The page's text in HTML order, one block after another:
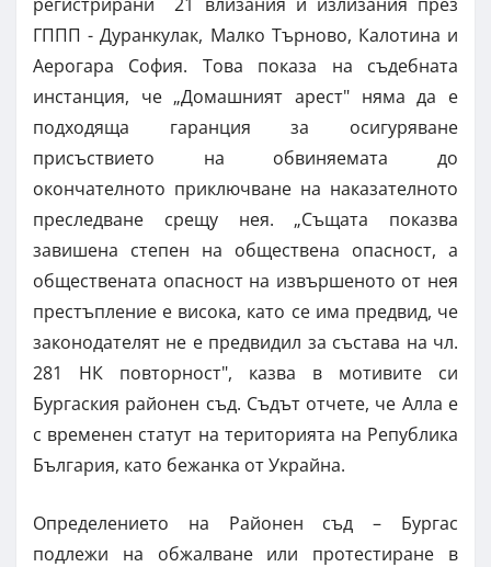
ГППП - Дуранкулак, Малко Търново, Калотина и
Аерогара София. Това показа на съдебната
инстанция, че „Домашният арест" няма да е
подходяща гаранция за осигуряване
присъствието на обвиняемата до
окончателното приключване на наказателното
преследване срещу нея. „Същата показва
завишена степен на обществена опасност, а
обществената опасност на извършеното от нея
престъпление е висока, като се има предвид, че
законодателят не е предвидил за състава на чл.
281 НК повторност", казва в мотивите си
Бургаския районен съд. Съдът отчете, че Алла е
с временен статут на територията на Република
България, като бежанка от Украйна.
Определението на Районен съд – Бургас
подлежи на обжалване или протестиране в